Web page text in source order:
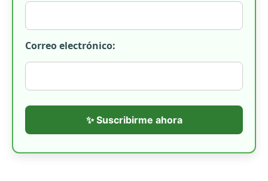
Correo electrónico:
✨ Suscribirme ahora